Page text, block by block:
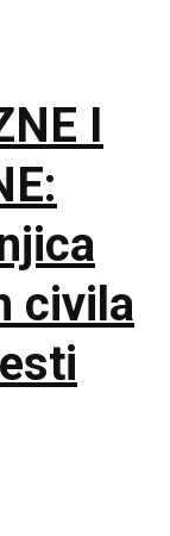
I
civila